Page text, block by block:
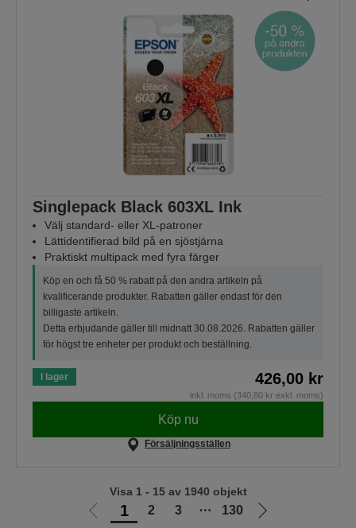
Singlepack Black 603XL Ink
Välj standard- eller XL-patroner
Lättidentifierad bild på en sjöstjärna
Praktiskt multipack med fyra färger
Köp en och få 50 % rabatt på den andra artikeln på
kvalificerande produkter. Rabatten gäller endast för den
billigaste artikeln.
Detta erbjudande gäller till midnatt 30.08.2026. Rabatten gäller
för högst tre enheter per produkt och beställning.
I lager 426,00 kr
inkl. moms (340,80 kr exkl. moms)
Köp nu
Försäljningsställen
Gå
1 2 3 ⋯ 130
Gå
Visa 1 - 15 av 1940 objekt